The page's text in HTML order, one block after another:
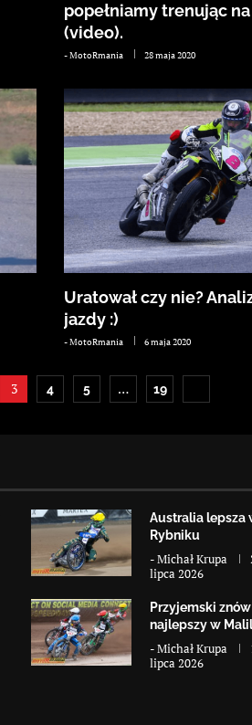
popełniamy trenując
(video).
-MotoRmania 28 maja 2020
Uratował czy nie?
jazdy :)
-MotoRmania 6 maja 2020
3 4 5 … 19
Australia lepsza
Rybniku
-Michał Krupa
lipca 2026
Przyjemski znów
najlepszy w
-Michał Krupa
lipca 2026